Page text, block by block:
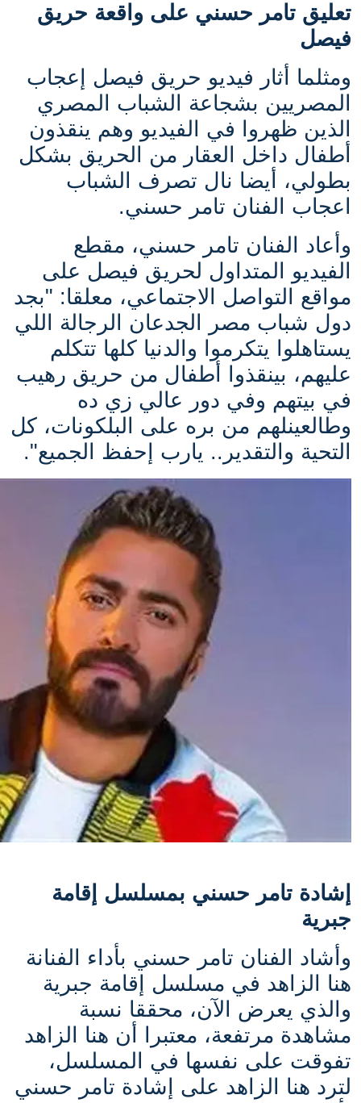
تعليق تامر حسني على واقعة حريق
فيصل
ومثلما أثار فيديو حريق فيصل إعجاب
المصريين بشجاعة الشباب المصري
الذين ظهروا في الفيديو وهم ينقذون
أطفال داخل العقار من الحريق بشكل
بطولي، أيضا نال تصرف الشباب
اعجاب الفنان تامر حسني.
وأعاد الفنان تامر حسني، مقطع
الفيديو المتداول لحريق فيصل على
مواقع التواصل الاجتماعي، معلقا: "بجد
دول شباب مصر الجدعان الرجالة اللي
يستاهلوا يتكرموا والدنيا كلها تتكلم
عليهم، بينقذوا أطفال من حريق رهيب
في بيتهم وفي دور عالي زي ده
وطالعينلهم من بره على البلكونات، كل
التحية والتقدير.. يارب إحفظ الجميع".
إشادة تامر حسني بمسلسل إقامة
جبرية
وأشاد الفنان تامر حسني بأداء الفنانة
هنا الزاهد في مسلسل إقامة جبرية
والذي يعرض الآن، محققا نسبة
مشاهدة مرتفعة، معتبرا أن هنا الزاهد
تفوقت على نفسها في المسلسل،
لترد هنا الزاهد على إشادة تامر حسني